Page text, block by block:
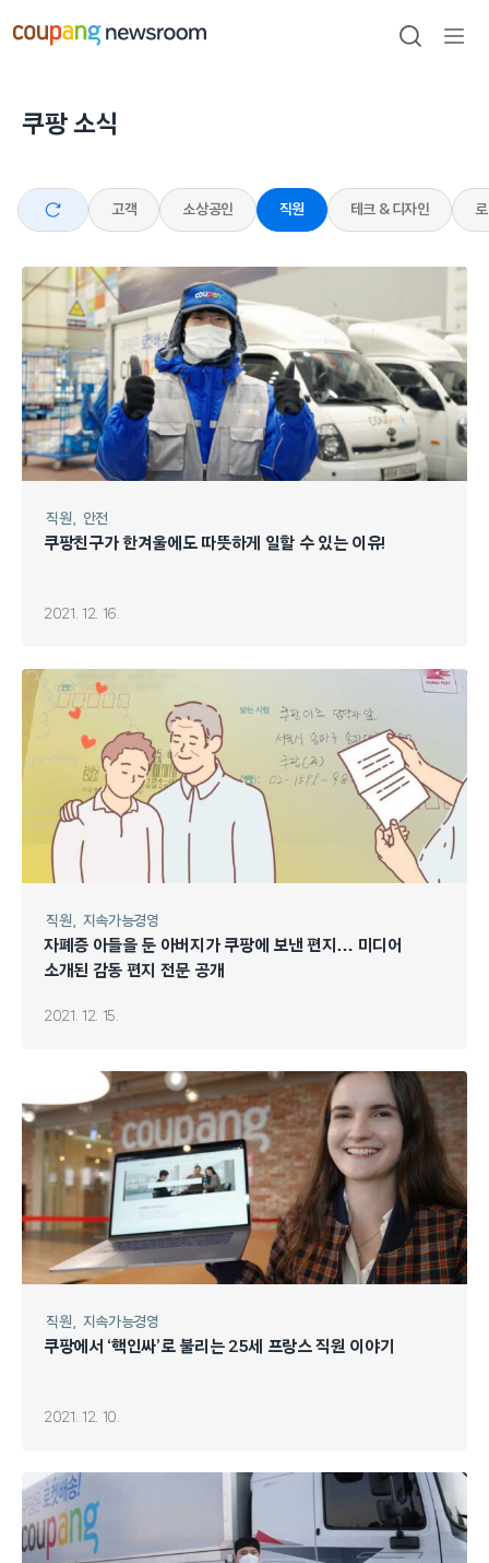
건너뛰기
검색
쿠팡 소식
전체 고객 소상공인 직원 테크 & 디자인
직원 안전
쿠팡친구가 한겨울에도 따뜻하게 일할 수 있는 이유!
2021. 12. 16.
직원 지속가능경영
자폐증 아들을 둔 아버지가 쿠팡에 보낸 편지… 미디어
소개된 감동 편지 전문 공개
2021. 12. 15.
직원 지속가능경영
쿠팡에서 ‘핵인싸’로 불리는 25세 프랑스 직원 이야기
2021. 12. 10.